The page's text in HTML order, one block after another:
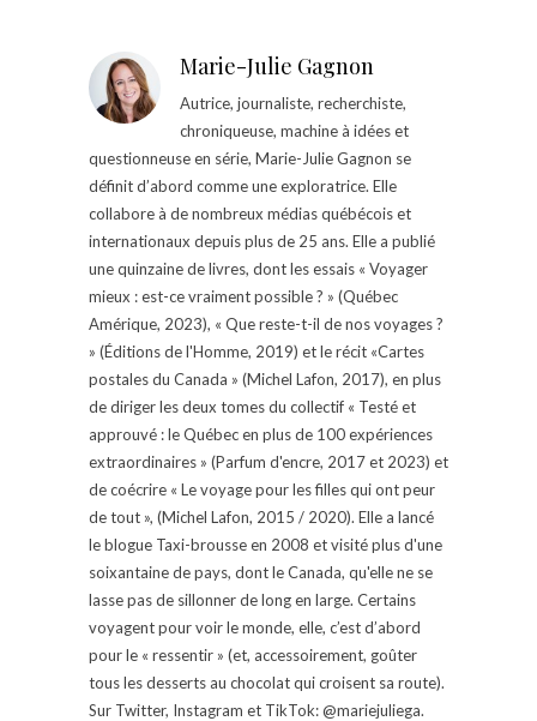
Marie-Julie Gagnon
Autrice, journaliste, recherchiste,
chroniqueuse, machine à idées et
questionneuse en série, Marie-Julie Gagnon se
définit d’abord comme une exploratrice. Elle
collabore à de nombreux médias québécois et
internationaux depuis plus de 25 ans. Elle a publié
une quinzaine de livres, dont les essais « Voyager
mieux : est-ce vraiment possible ? » (Québec
Amérique, 2023), « Que reste-t-il de nos voyages ?
» (Éditions de l'Homme, 2019) et le récit «Cartes
postales du Canada » (Michel Lafon, 2017), en plus
de diriger les deux tomes du collectif « Testé et
approuvé : le Québec en plus de 100 expériences
extraordinaires » (Parfum d'encre, 2017 et 2023) et
de coécrire « Le voyage pour les filles qui ont peur
de tout », (Michel Lafon, 2015 / 2020). Elle a lancé
le blogue Taxi-brousse en 2008 et visité plus d'une
soixantaine de pays, dont le Canada, qu'elle ne se
lasse pas de sillonner de long en large. Certains
voyagent pour voir le monde, elle, c’est d’abord
pour le « ressentir » (et, accessoirement, goûter
tous les desserts au chocolat qui croisent sa route).
Sur Twitter, Instagram et TikTok: @mariejuliega.